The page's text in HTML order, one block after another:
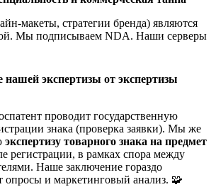
макеты, стратегии бренда) являются
Мы подписываем NDA. Наши серверы
нашей экспертизы от экспертизы
проводит государственную
знака (проверка заявки). Мы же
экспертизу товарного знака на предмет
регистрации, в рамках спора между
Наше заключение гораздо
опросы и маркетинговый анализ. 🧩